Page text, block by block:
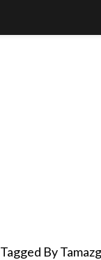
Tagged By